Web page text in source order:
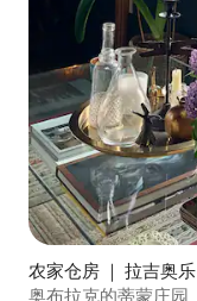
农家仓房 ｜ 拉吉奥乐
奥布拉克的蒂蒙庄园